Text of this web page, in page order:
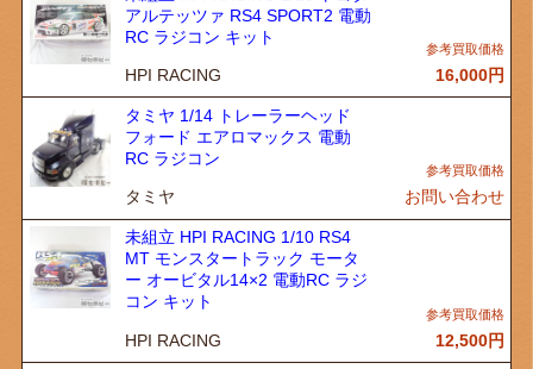
アルテッツァ RS4 SPORT2 電動
RC ラジコン キット
HPI RACING 16,000円
タミヤ 1/14 トレーラーヘッド
フォード エアロマックス 電動
RC ラジコン
タミヤ お問い合わせ
未組立 HPI RACING 1/10 RS4
MT モンスタートラック モータ
ー オービタル14×2 電動RC ラジ
コン キット
HPI RACING 12,500円